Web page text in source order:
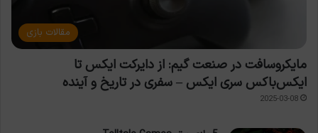
مقالات بازی
مایکروسافت در صنعت گیم: از دایرکت ایکس تا
ایکس‌باکس سری ایکس – سفری در تاریخ و آینده
2025-03-08